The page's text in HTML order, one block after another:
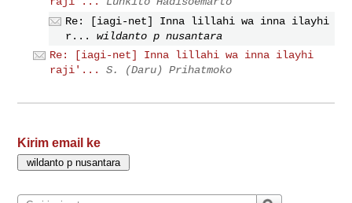
Re: [iagi-net] Inna lillahi wa inna ilayhi
r...
wildanto p nusantara
Re: [iagi-net] Inna lillahi wa inna ilayhi
raji'...
S. (Daru) Prihatmoko
Kirim email ke